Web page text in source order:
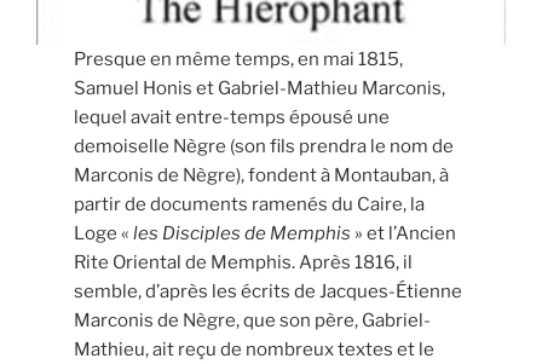
Presque en même temps, en mai 1815,
Samuel Honis et Gabriel-Mathieu Marconis,
lequel avait entre-temps épousé une
demoiselle Nègre (son fils prendra le nom de
Marconis de Nègre), fondent à Montauban, à
partir de documents ramenés du Caire, la
Loge «les Disciples de Memphis » et l’Ancien
Rite Oriental de Memphis. Après 1816, il
semble, d’après les écrits de Jacques-Étienne
Marconis de Nègre, que son père, Gabriel-
Mathieu, ait reçu de nombreux textes et le